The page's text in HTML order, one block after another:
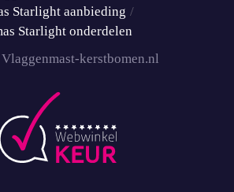
Starlight aanbieding
Starlight onderdelen
kerstbomen.nl